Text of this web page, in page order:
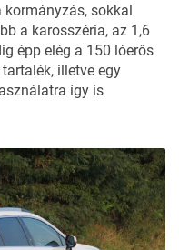
kormányzás, sokkal
a karosszéria, az 1,6
épp elég a 150 lóerős
illetve egy
így is